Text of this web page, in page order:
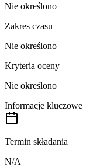
Nie określono
Zakres czasu
Nie określono
Kryteria oceny
Nie określono
Informacje kluczowe
Termin składania
N/A